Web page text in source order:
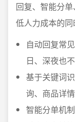
回复、智能分
低人力成本的同
自动回复常
日、深夜也
基于关键词
询、商品详
智能分单机